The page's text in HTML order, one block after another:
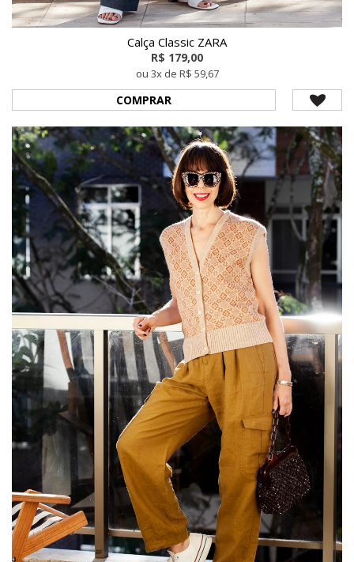
Calça Classic ZARA
R$ 179,00
ou 3x de R$ 59,67
COMPRAR